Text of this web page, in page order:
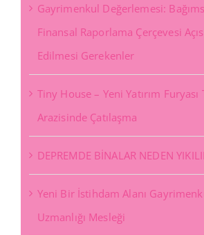
Gayrimenkul Değerlemesi:
Finansal Raporlama Çerçevesi
Edilmesi Gerekenler
Tiny House – Yeni Yatırım Furyası
Arazisinde Çatılaşma
DEPREMDE BİNALAR NEDEN
Yeni Bir İstihdam Alanı
Uzmanlığı Mesleği